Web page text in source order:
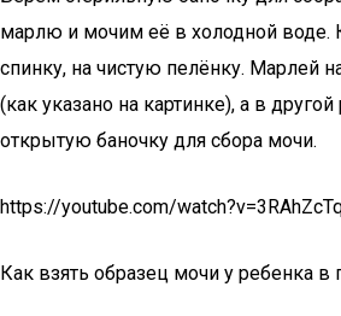
марлю и мочим её в холодной
спинку, на чистую пелёнку. Марлей
(как указано на картинке), а в
открытую баночку для сбора мочи.
https://youtube.com/
Как взять образец мочи у ребенка в